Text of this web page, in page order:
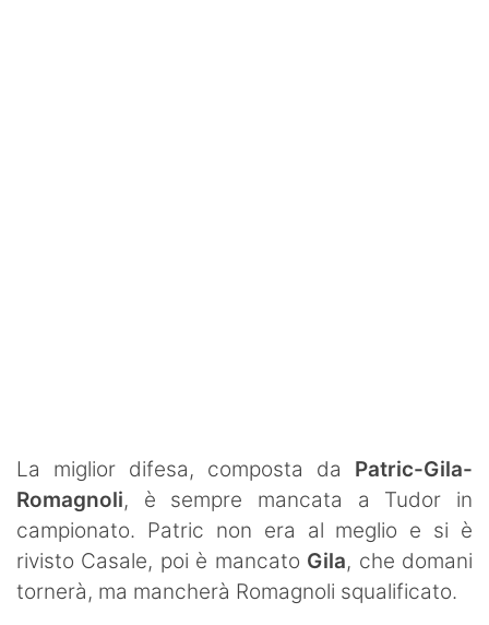
La miglior difesa, composta da Patric-Gila-
Romagnoli, è sempre mancata a Tudor in
campionato. Patric non era al meglio e si è
rivisto Casale, poi è mancato Gila, che domani
tornerà, ma mancherà Romagnoli squalificato.